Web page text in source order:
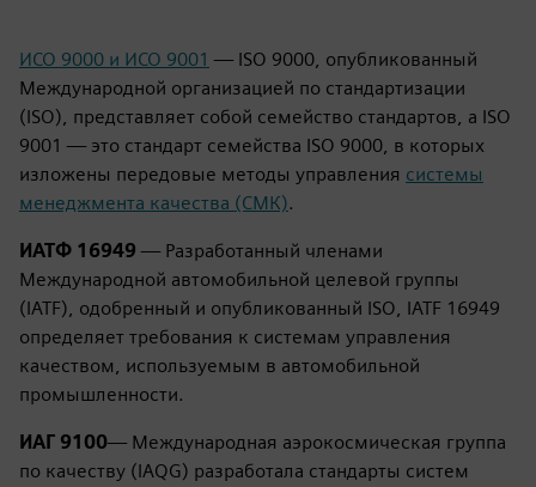
ИСО 9000 и ИСО 9001 — ISO 9000, опубликованный
Международной организацией по стандартизации
(ISO), представляет собой семейство стандартов, а ISO
9001 — это стандарт семейства ISO 9000, в которых
изложены передовые методы управления системы
менеджмента качества (СМК).
ИАТФ 16949 — Разработанный членами
Международной автомобильной целевой группы
(IATF), одобренный и опубликованный ISO, IATF 16949
определяет требования к системам управления
качеством, используемым в автомобильной
промышленности.
ИАГ 9100— Международная аэрокосмическая группа
по качеству (IAQG) разработала стандарты систем